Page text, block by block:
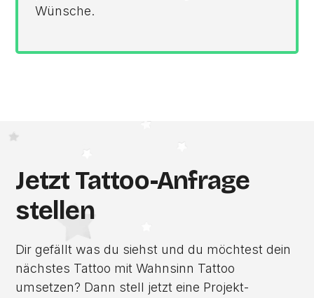
Wünsche.
Jetzt Tattoo-Anfrage
stellen
Dir gefällt was du siehst und du möchtest dein
nächstes Tattoo mit Wahnsinn Tattoo
umsetzen? Dann stell jetzt eine Projekt-